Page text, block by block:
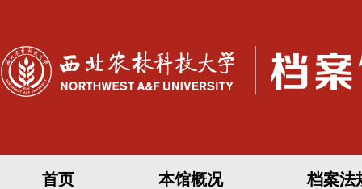
首页 本馆概况 档案法